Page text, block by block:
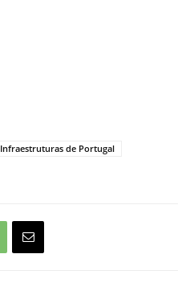
Infraestruturas de Portugal